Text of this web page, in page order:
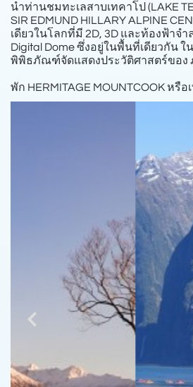
นําท่านชมทะเลสาบเทคาโป (LAKE
SIR EDMUND HILLARY ALPINE
เดียวในโลกที่มี 2D, 3D และท้องฟ้าจํา
Digital Dome ซึ่งอยู่ในพื้นที่เดียวกัน
พิพิธภัณฑ์จัดแสดงประวัติศาสตร์ของ
พัก HERMITAGE MOUNTCOOK หรือ